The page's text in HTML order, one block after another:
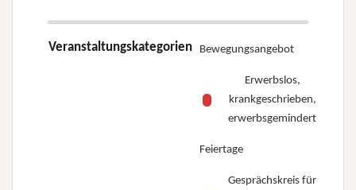
Veranstaltungskategorien Bewegungsangebot
Erwerbslos,
krankgeschrieben,
erwerbsgemindert
Feiertage
Gesprächskreis für